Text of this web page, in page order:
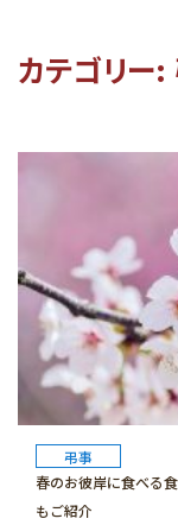
カテゴリー:
弔事
春のお彼岸に食べる
もご紹介